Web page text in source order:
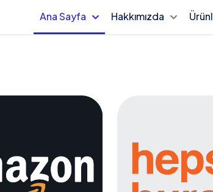
Ana Sayfa Hakkımızda